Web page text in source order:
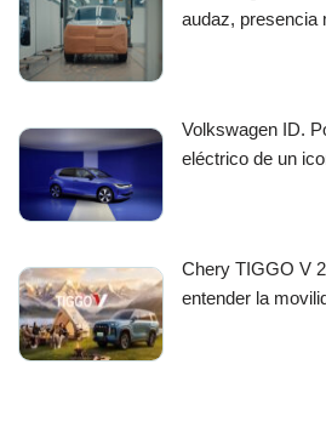
audaz, presencia
Volkswagen ID.
eléctrico de un
Chery TIGGO V
entender la